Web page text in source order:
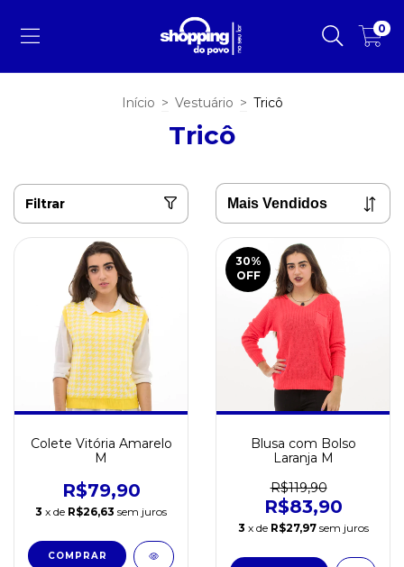
0
Início > Vestuário > Tricô
Tricô
Filtrar
Colete Vitória Amarelo
M
R$79,90
3 x de R$26,63 sem juros
30%
OFF
Blusa com Bolso
Laranja M
R$119,90
R$83,90
3 x de R$27,97 sem juros